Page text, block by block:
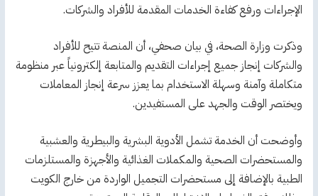
الإجراءات ورفع كفاءة الخدمات المقدمة للأفراد والشركات.
وذكرت وزارة الصحة، في بيان صحفي، أن المنصة تتيح للأفراد
والشركات إنجاز جميع إجراءات التقديم والمتابعة إلكترونياً عبر منظومة
متكاملة وآمنة وسهلة الاستخدام بما يعزز سرعة إنجاز المعاملات
ويختصر الوقت والجهد على المستفيدين.
وأوضحت أن الخدمة تشمل الأدوية البشرية والبيطرية والعشبية
والمستحضرات الصحية والمكملات الغذائية والأجهزة والمستلزمات
الطبية بالإضافة إلى مستحضرات التجميل الواردة من خارج الكويت